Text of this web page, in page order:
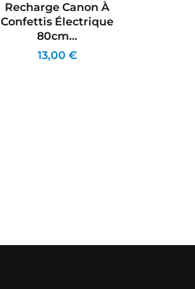
Recharge Canon À
Confettis Électrique
80cm...
13,00 €